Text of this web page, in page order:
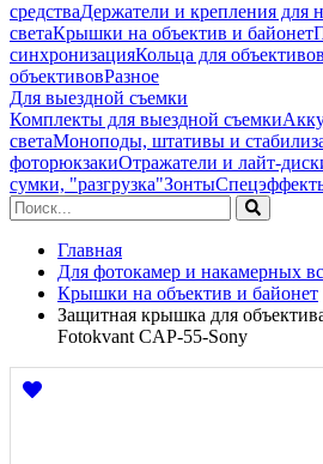
средстваДержатели и крепления для
светаКрышки на объектив и байонет
синхронизацияКольца для объективов
объективовРазное
Для выездной съемки
Комплекты для выездной съемки
светаМоноподы, штативы и
фоторюкзакиОтражатели и лайт-
сумки, "разгрузка"Зонты
Главная
Для фотокамер и накамерных
Крышки на объектив и байонет
Защитная крышка для
Fotokvant CAP-55-Sony